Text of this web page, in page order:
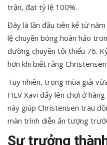
trận, đạt tỷ lệ 100%.
Đây là lần đầu tiên kể từ
lệ chuyền bóng hoàn hảo
đường chuyền tối thiểu 76.
hơn khi biết rằng
Tuy nhiên, trong mùa giải
HLV Xavi đẩy lên chơi ở
này giúp Christensen trau
màn trình diễn ấn tượng
Sự trưởng